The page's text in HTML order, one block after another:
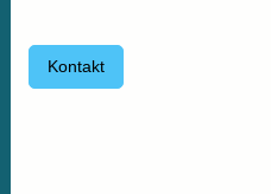
Kontakt